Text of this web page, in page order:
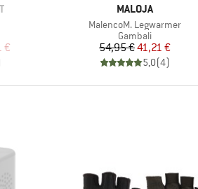
€
MARCHIO
MALOJA
Articolo
MalencoM. Legwarmer
Gruppo di prodotti
Gambali
Prezzo
54,95 €Prezzo ridotto
41,21 €
5,0(4)